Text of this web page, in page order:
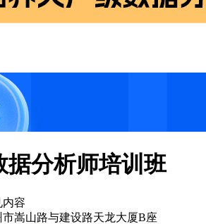
据分析师培训班
内容
市嵩山路与建设路天龙大厦B座